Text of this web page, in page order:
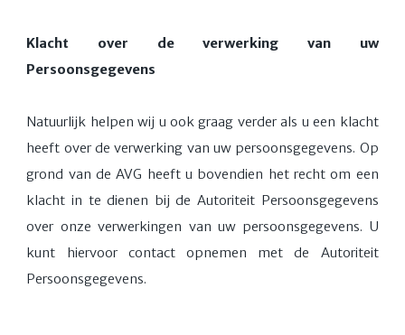
Klacht over de verwerking van uw
Persoonsgegevens
Natuurlijk helpen wij u ook graag verder als u een klacht
heeft over de verwerking van uw persoonsgegevens. Op
grond van de AVG heeft u bovendien het recht om een
klacht in te dienen bij de Autoriteit Persoonsgegevens
over onze verwerkingen van uw persoonsgegevens. U
kunt hiervoor contact opnemen met de Autoriteit
Persoonsgegevens.